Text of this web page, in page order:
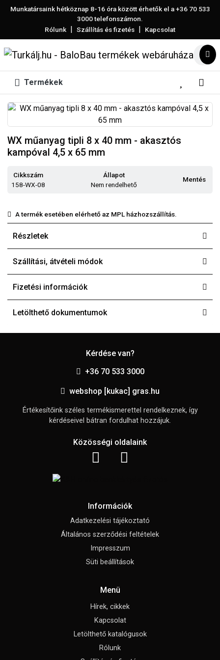
Munkatársaink hétköznap 8-16 óra között érhetők el a+36 70 533
3000telefonszámon.
Rólunk | Szállítás és fizetés | Kapcsolat
Termékek
WX műanyag tipli 8 x 40 mm - akasztós
kampóval 4,5 x 65 mm
Cikkszám
158-WX-08
Állapot
Nem rendelhető
Mentés
A termék esetében elérhető az MPL házhozszállítás.
Részletek
Szállítási, átvételi módok
Fizetési információk
Letölthető dokumentumok
Kérdése van?
+36 70 533 3000
webshop [kukac] gras.hu
Értékesítőink széles termékismerettel rendelkeznek, így
kérdéseivel bátran fordulhat hozzájuk.
Közösségi oldalaink
Információk
Adatkezelési tájékoztató
Általános szerződési feltételek
Impresszum
Süti beállítások
Menü
Hírek, cikkek
Kapcsolat
Letölthető katalógusok
Rólunk